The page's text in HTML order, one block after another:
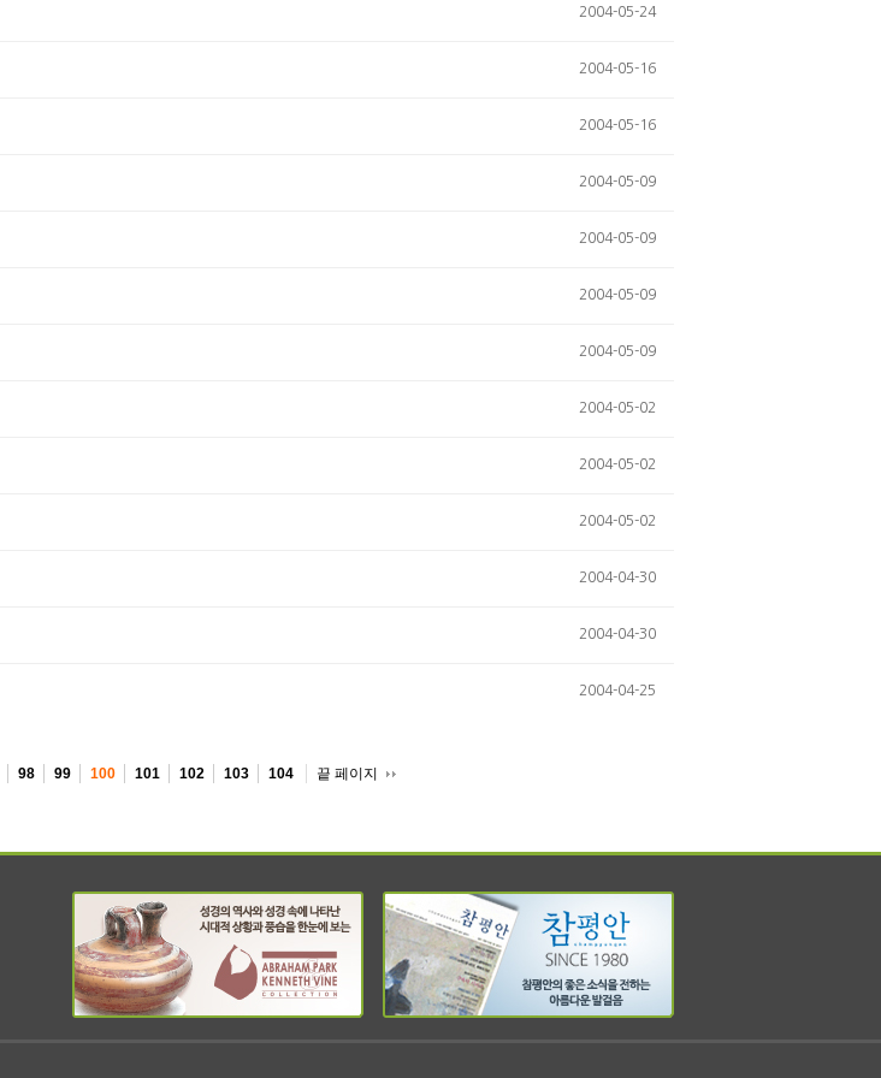
2004-05-24
2004-05-16
2004-05-16
2004-05-09
2004-05-09
2004-05-09
2004-05-09
2004-05-02
2004-05-02
2004-05-02
2004-04-30
2004-04-30
2004-04-25
98 99 100 101 102 103 104 끝 페이지